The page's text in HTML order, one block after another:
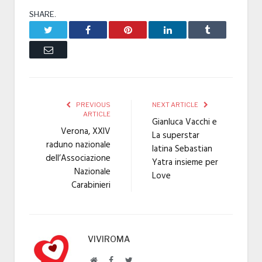
SHARE.
Facebook Pinterest LinkedIn Tumblr
Email
PREVIOUS
ARTICLE
Verona, XXIV
raduno nazionale
dell’Associazione
Nazionale
Carabinieri
NEXT ARTICLE
Gianluca Vacchi e
La superstar
latina Sebastian
Yatra insieme per
Love
VIVIROMA
WebsiteFacebookTwitter